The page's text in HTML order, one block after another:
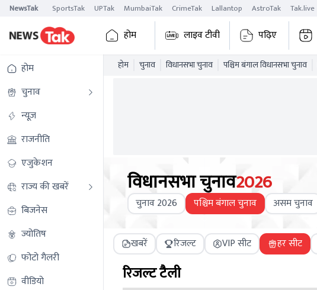
NewsTak SportsTak UPTak MumbaiTak CrimeTak Lallantop AstroTak Tak.live
होम लाइव टीवी पढ़िए
होम
चुनाव
न्यूज़
राजनीति
एजुकेशन
राज्य की खबरें
बिजनेस
ज्योतिष
फोटो गैलरी
वीडियो
होम चुनाव विधानसभा चुनाव पश्चिम बंगाल विधानसभा चुनाव
विधानसभा चुनाव2026
चुनाव 2026 पश्चिम बंगाल चुनाव असम चुनाव
खबरें रिजल्ट VIP सीट हर सीट
रिजल्ट टैली